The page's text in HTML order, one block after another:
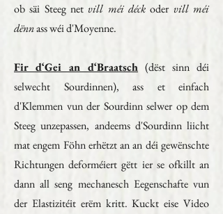
ob säi Steeg net vill méi déck oder vill méi
dënnass wéi d'Moyenne.
Fir d‘Gei an d‘Braatsch (dëst sinn déi
selwecht Sourdinnen), ass et einfach
d'Klemmen vun der Sourdinn selwer op dem
Steeg unzepassen, andeems d'Sourdinn liicht
mat engem Föhn erhëtzt an an déi gewënschte
Richtungen deforméiert gëtt ier se ofkillt an
dann all seng mechanesch Eegenschafte vun
der Elastizitéit erëm kritt. Kuckt eise Video